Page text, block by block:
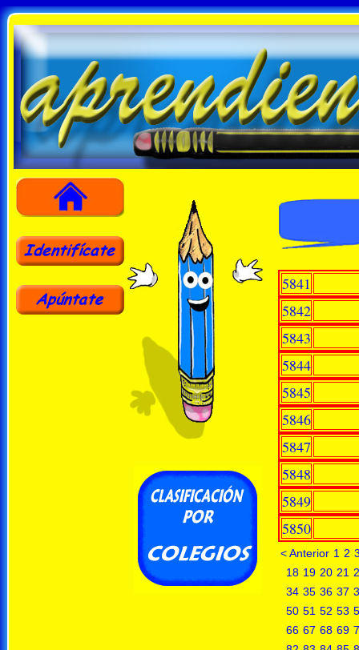
5841
5842
5843
5844
5845
5846
5847
5848
5849
5850
< Anterior 1 2
18 19 20 21
34 35 36 37
50 51 52 53
66 67 68 69